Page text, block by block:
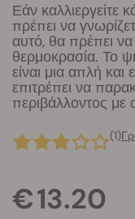
Εάν καλλιεργείτε
πρέπει να
αυτό, θα πρέπει να
θερμοκρασία. Το
είναι μια απλή
επιτρέπει να
περιβάλλοντος με
(1)
€ 13.20